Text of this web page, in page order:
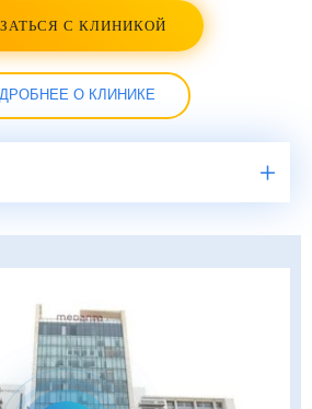
С КЛИНИКОЙ
О КЛИНИКЕ